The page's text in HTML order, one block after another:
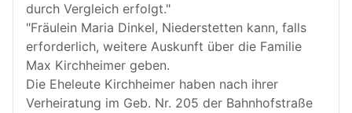
durch Vergleich erfolgt."
"Fräulein Maria Dinkel, Niederstetten kann, falls
erforderlich, weitere Auskunft über die Familie
Max Kirchheimer geben.
Die Eheleute Kirchheimer haben nach ihrer
Verheiratung im Geb. Nr. 205 der Bahnhofstraße